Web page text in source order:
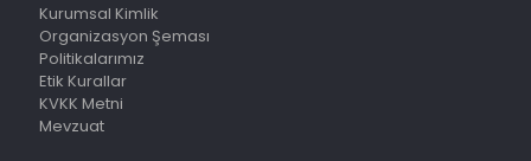
Kurumsal Kimlik
Organizasyon Şeması
Politikalarımız
Etik Kurallar
KVKK Metni
Mevzuat